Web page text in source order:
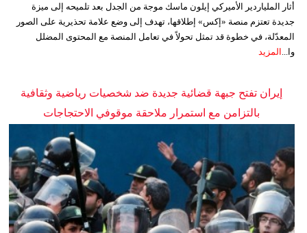
أثار الملياردير الأميركي إيلون ماسك موجة من الجدل بعد تلميحه إلى ميزة
جديدة تعتزم منصة «إكس» إطلاقها، تهدف إلى وضع علامة تحذيرية على الصور
المعدّلة، في خطوة قد تمثل تحولاً في تعامل المنصة مع المحتوى المضلل
وا...
المزيد
إيران تفتح جبهة قضائية جديدة ضد شخصيات رياضية وثقافية
بالتزامن مع استمرار ملاحقة موقوفي الاحتجاجات